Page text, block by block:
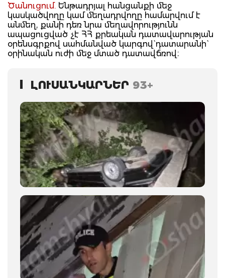
Ծանուցում. Ենթադրյալ հանցանքի մեջ
կասկածվողը կամ մեղադրվողը համարվում է
անմեղ, քանի դեռ նրա մեղավորությունն
ապացուցված չէ ՀՀ քրեական դատավարության
օրենսգրքով սահմանված կարգով` դատարանի`
օրինական ուժի մեջ մտած դատավճռով։
ԼՈՒՍԱՆԿԱՐՆԵՐ 93+